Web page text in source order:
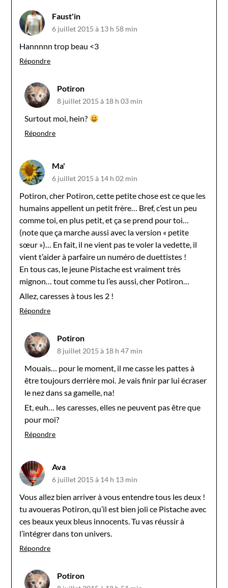
Faust'in
6 juillet 2015 à 13 h 58 min
Hannnnn trop beau <3
Répondre
Potiron
8 juillet 2015 à 18 h 03 min
Surtout moi, hein?
Répondre
Ma'
6 juillet 2015 à 14 h 02 min
Potiron, cher Potiron, cette petite chose est ce que les
humains appellent un petit frère… Bref, c’est un peu
comme toi, en plus petit, et ça se prend pour toi…
(note que ça marche aussi avec la version « petite
sœur »)… En fait, il ne vient pas te voler la vedette, il
vient t’aider à parfaire un numéro de duettistes !
En tous cas, le jeune Pistache est vraiment très
mignon… tout comme tu l’es aussi, cher Potiron…
Allez, caresses à tous les 2 !
Répondre
Potiron
8 juillet 2015 à 18 h 47 min
Mouais… pour le moment, il me casse les pattes à
être toujours derrière moi. Je vais finir par lui écraser
le nez dans sa gamelle, na!
Et, euh… les caresses, elles ne peuvent pas être que
pour moi?
Répondre
Ava
6 juillet 2015 à 14 h 13 min
Vous allez bien arriver à vous entendre tous les deux !
tu avoueras Potiron, qu’il est bien joli ce Pistache avec
ces beaux yeux bleus innocents. Tu vas réussir à
l’intégrer dans ton univers.
Répondre
Potiron